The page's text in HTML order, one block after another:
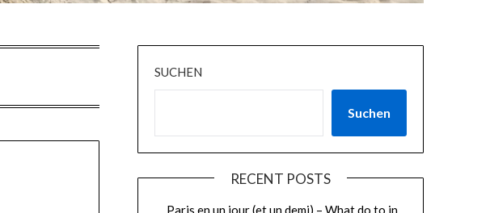
SUCHEN
Suchen
RECENT POSTS
Paris en un jour (et un demi) – What do to in